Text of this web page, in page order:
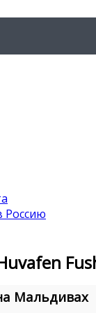
Россию
Мальдивах